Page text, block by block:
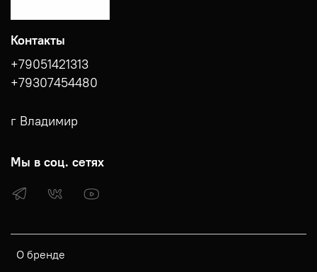
О бренде
Контакты
+79051421313
+79307454480
г Владимир
Мы в соц. сетях